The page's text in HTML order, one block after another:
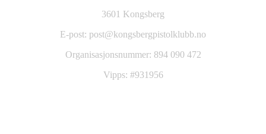
3601 Kongsberg
E-post: post@kongsbergpistolklubb.no
Organisasjonsnummer: 894 090 472
Vipps: #931956